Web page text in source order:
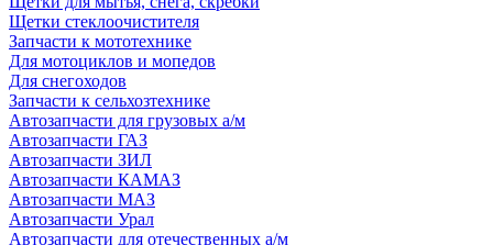
Щетки стеклоочистителя
Запчасти к мототехнике
Для мотоциклов и мопедов
Для снегоходов
Запчасти к сельхозтехнике
Автозапчасти для грузовых а/м
Автозапчасти ГАЗ
Автозапчасти ЗИЛ
Автозапчасти КАМАЗ
Автозапчасти МАЗ
Автозапчасти Урал
Автозапчасти для отечественных а/м